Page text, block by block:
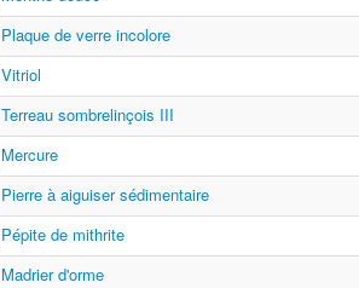
Plaque de verre incolore
Vitriol
Terreau sombrelinçois III
Mercure
Pierre à aiguiser sédimentaire
Pépite de mithrite
Madrier d'orme